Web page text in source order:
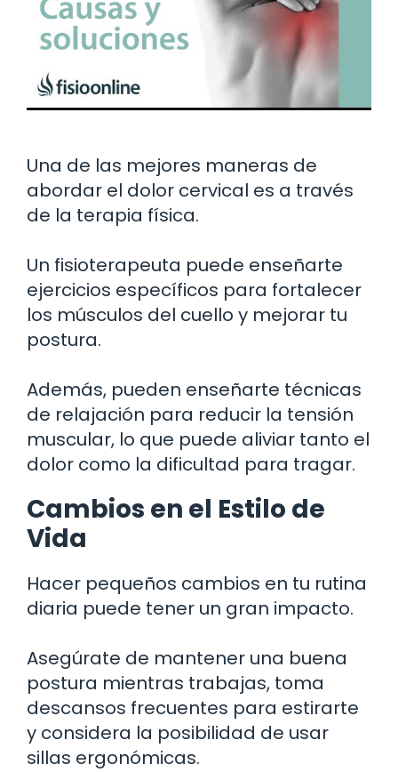
Una de las mejores maneras de
abordar el dolor cervical es a través
de la terapia física.
Un fisioterapeuta puede enseñarte
ejercicios específicos para fortalecer
los músculos del cuello y mejorar tu
postura.
Además, pueden enseñarte técnicas
de relajación para reducir la tensión
muscular, lo que puede aliviar tanto el
dolor como la dificultad para tragar.
Cambios en el Estilo de
Vida
Hacer pequeños cambios en tu rutina
diaria puede tener un gran impacto.
Asegúrate de mantener una buena
postura mientras trabajas, toma
descansos frecuentes para estirarte
y considera la posibilidad de usar
sillas ergonómicas.